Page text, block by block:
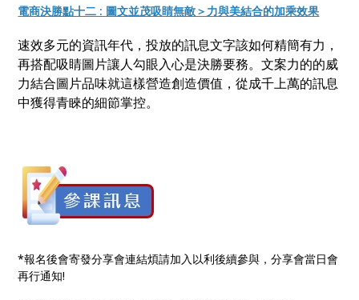
電商決勝點十二 : 圖文並茂吸睛無敵＞力與美結合的加乘效果
速效多元的資訊年代，投放的訊息文字該如何精簡有力，
再搭配吸睛圖片讓人勾眼入心是決勝要務。文案力的的威
力結合圖片品味就這樣營造創造價值，從成千上萬的訊息
中獲得青睞的細節掌控。
*報名後會寄發分享會連結煩請加入以利後續參與，分享會當日會
再行通知!